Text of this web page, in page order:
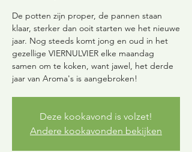
De potten zijn proper, de pannen staan
klaar, sterker dan ooit starten we het nieuwe
jaar. Nog steeds komt jong en oud in het
gezellige VIERNULVIER elke maandag
samen om te koken, want jawel, het derde
Deze kookavond is volzet!
Andere kookavonden bekijken